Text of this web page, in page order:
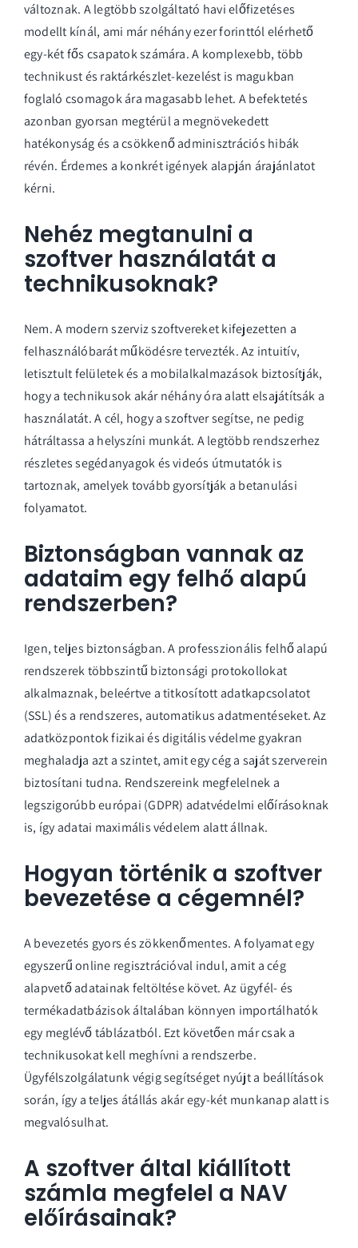
változnak. A legtöbb szolgáltató havi előfizetéses
modellt kínál, ami már néhány ezer forinttól elérhető
egy-két fős csapatok számára. A komplexebb, több
technikust és raktárkészlet-kezelést is magukban
foglaló csomagok ára magasabb lehet. A befektetés
azonban gyorsan megtérül a megnövekedett
hatékonyság és a csökkenő adminisztrációs hibák
révén. Érdemes a konkrét igények alapján árajánlatot
kérni.
Nehéz megtanulni a
szoftver használatát a
technikusoknak?
Nem. A modern szerviz szoftvereket kifejezetten a
felhasználóbarát működésre tervezték. Az intuitív,
letisztult felületek és a mobilalkalmazások biztosítják,
hogy a technikusok akár néhány óra alatt elsajátítsák a
használatát. A cél, hogy a szoftver segítse, ne pedig
hátráltassa a helyszíni munkát. A legtöbb rendszerhez
részletes segédanyagok és videós útmutatók is
tartoznak, amelyek tovább gyorsítják a betanulási
folyamatot.
Biztonságban vannak az
adataim egy felhő alapú
rendszerben?
Igen, teljes biztonságban. A professzionális felhő alapú
rendszerek többszintű biztonsági protokollokat
alkalmaznak, beleértve a titkosított adatkapcsolatot
(SSL) és a rendszeres, automatikus adatmentéseket. Az
adatközpontok fizikai és digitális védelme gyakran
meghaladja azt a szintet, amit egy cég a saját szerverein
biztosítani tudna. Rendszereink megfelelnek a
legszigorúbb európai (GDPR) adatvédelmi előírásoknak
is, így adatai maximális védelem alatt állnak.
Hogyan történik a szoftver
bevezetése a cégemnél?
A bevezetés gyors és zökkenőmentes. A folyamat egy
egyszerű online regisztrációval indul, amit a cég
alapvető adatainak feltöltése követ. Az ügyfél- és
termékadatbázisok általában könnyen importálhatók
egy meglévő táblázatból. Ezt követően már csak a
technikusokat kell meghívni a rendszerbe.
Ügyfélszolgálatunk végig segítséget nyújt a beállítások
során, így a teljes átállás akár egy-két munkanap alatt is
megvalósulhat.
A szoftver által kiállított
számla megfelel a NAV
előírásainak?